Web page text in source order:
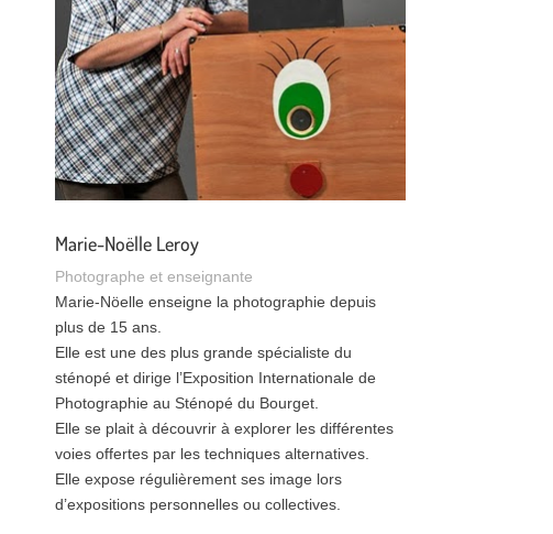
Marie-Noëlle Leroy
Photographe et enseignante
Marie-Nöelle enseigne la photographie depuis
plus de 15 ans.
Elle est une des plus grande spécialiste du
sténopé et dirige l’Exposition Internationale de
Photographie au Sténopé du Bourget.
Elle se plait à découvrir à explorer les différentes
voies offertes par les techniques alternatives.
Elle expose régulièrement ses image lors
d’expositions personnelles ou collectives.